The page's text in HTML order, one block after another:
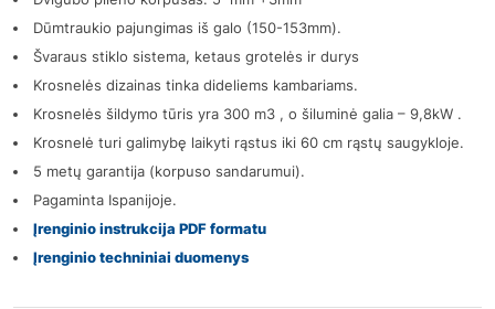
Dūmtraukio pajungimas iš galo (150-153mm).
Švaraus stiklo sistema, ketaus grotelės ir durys
Krosnelės dizainas tinka dideliems kambariams.
Krosnelės šildymo tūris yra 300 m3 , o šiluminė galia – 9,8kW .
Krosnelė turi galimybę laikyti rąstus iki 60 cm rąstų saugykloje.
5 metų garantija (korpuso sandarumui).
Pagaminta Ispanijoje.
Įrenginio instrukcija PDF formatu
Įrenginio techniniai duomenys